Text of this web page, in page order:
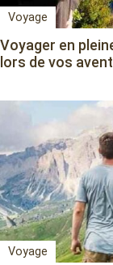
Voyage
Voyager en
lors de vos
Voyage